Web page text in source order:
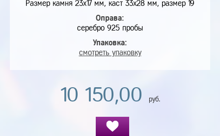
Размер камня 23х17 мм, каст 33х28 мм, размер 19
Оправа:
серебро 925 пробы
Упаковка:
смотреть упаковку
10 150,00 руб.